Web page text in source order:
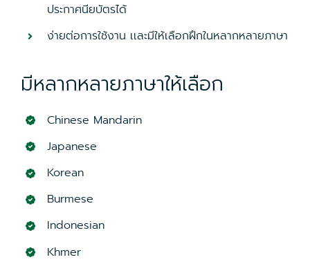
ประกาศนียบัตรได้
ง่ายต่อการใช้งาน เเละมีให้เลือกฝึกในหลากหลายภาษา
มีหลากหลายภาษาให้เลือก
Chinese Mandarin
Japanese
Korean
Burmese
Indonesian
Khmer